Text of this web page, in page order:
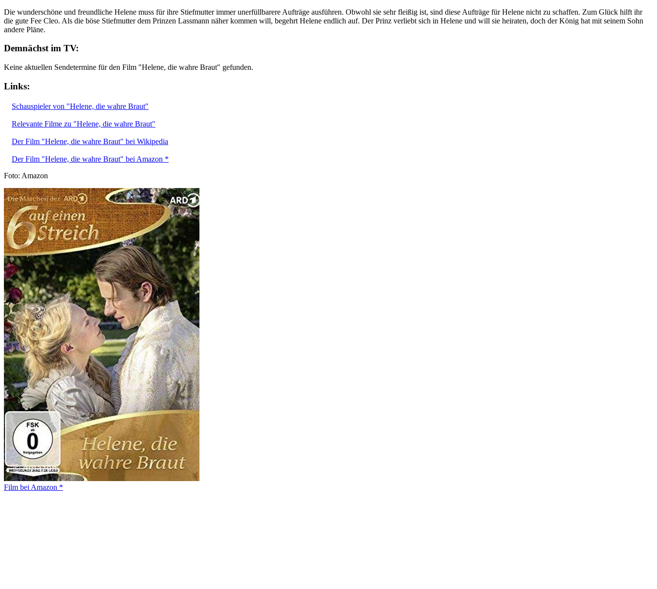
Die wunderschöne und freundliche Helene muss für ihre Stiefmutter immer unerfüllbarere Aufträge ausführen. Obwohl sie sehr fleißig ist, sind diese Aufträge für Helene nicht zu schaffen. Zum Glück hilft ihr
die gute Fee Cleo. Als die böse Stiefmutter dem Prinzen Lassmann näher kommen will, begehrt Helene endlich auf. Der Prinz verliebt sich in Helene und will sie heiraten, doch der König hat mit seinem Sohn
andere Pläne.
Demnächst im TV:
Keine aktuellen Sendetermine für den Film "Helene, die wahre Braut" gefunden.
Links:
Schauspieler von "Helene, die wahre Braut"
Relevante Filme zu "Helene, die wahre Braut"
Der Film "Helene, die wahre Braut" bei Wikipedia
Der Film "Helene, die wahre Braut" bei Amazon *
Foto: Amazon
Film bei Amazon *